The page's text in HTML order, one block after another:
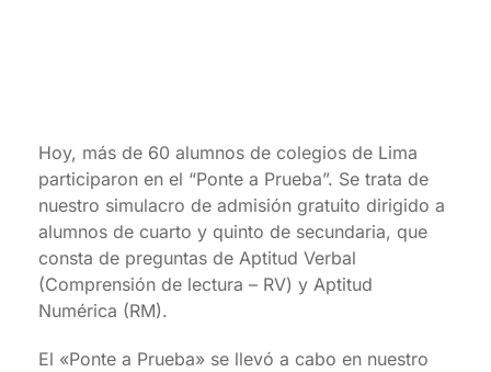
Hoy, más de 60 alumnos de colegios de Lima
participaron en el “Ponte a Prueba”. Se trata de
nuestro simulacro de admisión gratuito dirigido a
alumnos de cuarto y quinto de secundaria, que
consta de preguntas de Aptitud Verbal
(Comprensión de lectura – RV) y Aptitud
Numérica (RM).
El «Ponte a Prueba» se llevó a cabo en nuestro